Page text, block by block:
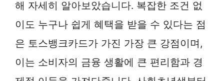
해 자세히 알아보았습니다. 복잡한 조건 없
이도 누구나 쉽게 혜택을 받을 수 있다는 점
은 토스뱅크카드가 가진 가장 큰 강점이며,
이는 소비자의 금융 생활에 큰 편리함과 경